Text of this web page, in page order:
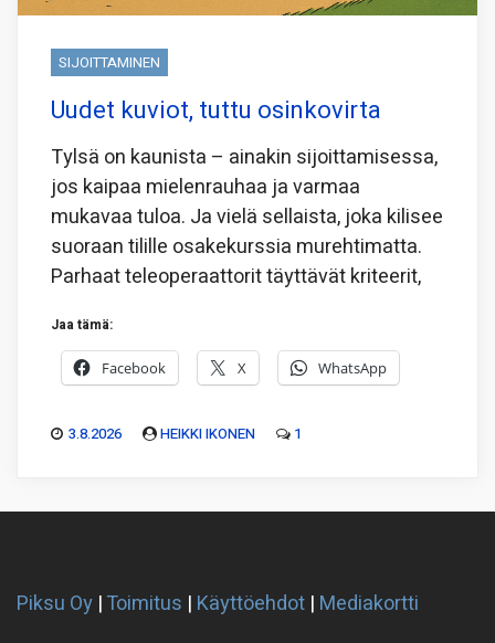
SIJOITTAMINEN
Uudet kuviot, tuttu osinkovirta
Tylsä on kaunista – ainakin sijoittamisessa,
jos kaipaa mielenrauhaa ja varmaa
mukavaa tuloa. Ja vielä sellaista, joka kilisee
suoraan tilille osakekurssia murehtimatta.
Parhaat teleoperaattorit täyttävät kriteerit,
Jaa tämä:
Facebook X WhatsApp
3.8.2026 HEIKKI IKONEN 1
Piksu Oy |Toimitus | Käyttöehdot | Mediakortti